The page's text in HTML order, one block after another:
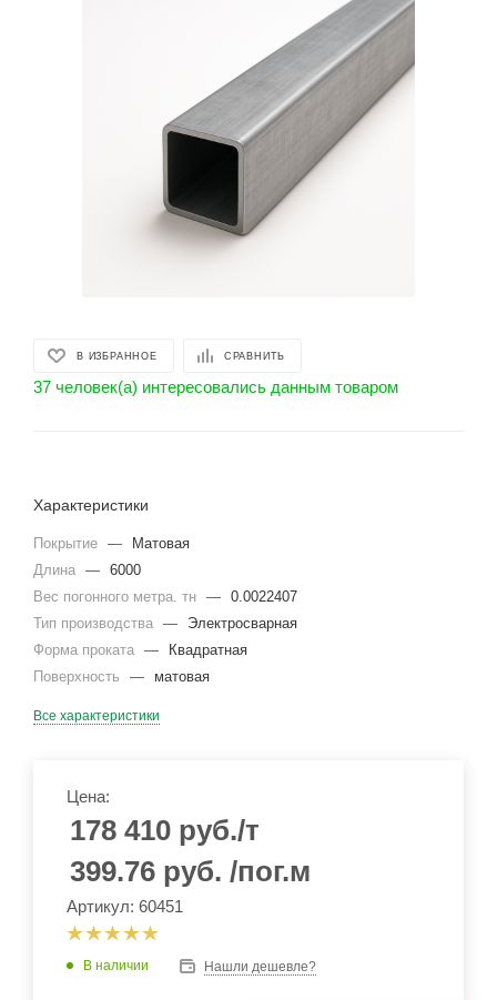
В ИЗБРАННОЕ СРАВНИТЬ
37 человек(а) интересовались данным товаром
Характеристики
Покрытие —
Матовая
Длина — 6000
Вес погонного метра. тн — 0.0022407
Тип производства —
Электросварная
Форма проката —
Квадратная
Поверхность
— матовая
Все характеристики
Цена:
178 410 руб./т
399.76 руб. /пог.м
Артикул: 60451
В наличии Нашли дешевле?